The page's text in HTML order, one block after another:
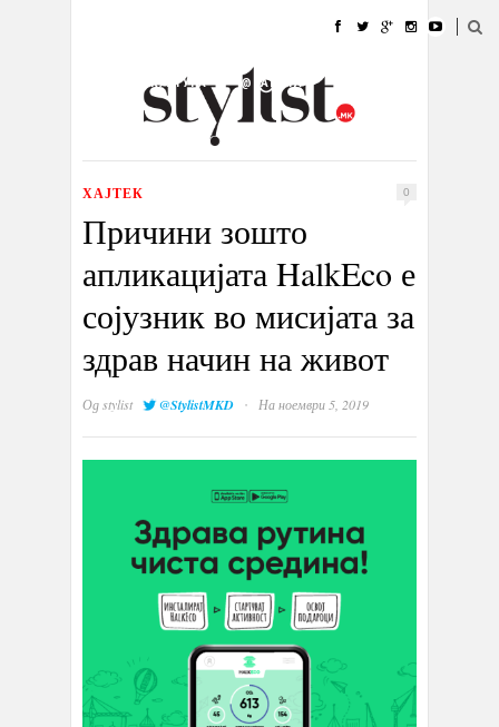
УБАВИНА
КУЛТУРА @РАБОТА
ИЗЛОГ
ХАЈТЕК 0
Причини зошто
апликацијата HalkEco е
сојузник во мисијата за
здрав начин на живот
Одstylist @StylistMKD · На ноември 5, 2019